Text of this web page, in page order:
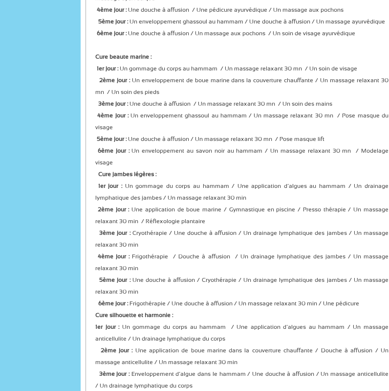
4ème jour :Une douche à affusion / Une pédicure ayurvédique / Un massage aux pochons
5ème jour :Un enveloppement ghassoul au hammam / Une douche à affusion / Un massage ayurvédique
6ème jour :Une douche à affusion / Un massage aux pochons / Un soin de visage ayurvédique
Cure beaute marine :
1er jour :Un gommage du corps au hammam / Un massage relaxant 30 mn / Un soin de visage
2ème jour : Un enveloppement de boue marine dans la couverture chauffante / Un massage relaxant 30
mn / Un soin des pieds
3ème jour :Une douche à affusion / Un massage relaxant 30 mn / Un soin des mains
4ème jour : Un enveloppement ghassoul au hammam / Un massage relaxant 30 mn / Pose masque du
visage
5ème jour :Une douche à affusion / Un massage relaxant 30 mn / Pose masque lift
6ème jour :Un enveloppement au savon noir au hammam / Un massage relaxant 30 mn / Modelage
visage
Cure jambes légères :
1er jour : Un gommage du corps au hammam / Une application d’algues au hammam / Un drainage
lymphatique des jambes / Un massage relaxant 30 min
2ème jour :Une application de boue marine / Gymnastique en piscine / Presso thérapie / Un massage
relaxant 30 min / Réflexologie plantaire
3ème jour : Cryothérapie / Une douche à affusion / Un drainage lymphatique des jambes / Un massage
relaxant 30 min
4ème jour :Frigothérapie / Douche à affusion / Un drainage lymphatique des jambes / Un massage
relaxant 30 min
5ème jour : Une douche à affusion / Cryothérapie / Un drainage lymphatique des jambes / Un massage
relaxant 30 min
6ème jour :Frigothérapie / Une douche à affusion / Un massage relaxant 30 min / Une pédicure
Cure silhouette et harmonie :
1er jour : Un gommage du corps au hammam / Une application d’algues au hammam / Un massage
anticellulite / Un drainage lymphatique du corps
2ème jour : Une application de boue marine dans la couverture chauffante / Douche à affusion / Un
massage anticellulite / Un massage relaxant 30 min
3ème jour : Enveloppement d’algue dans le hammam / Une douche à affusion / Un massage anticellulite
/ Un drainage lymphatique du corps